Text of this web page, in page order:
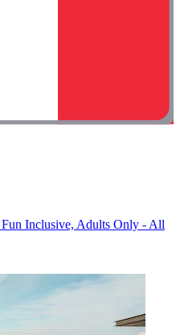
Inclusive, Adults Only - All